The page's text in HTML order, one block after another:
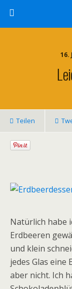
16.
Teilen
Natürlich habe
Erdbeeren
und klein
jedes Glas eine
aber nicht. Ich